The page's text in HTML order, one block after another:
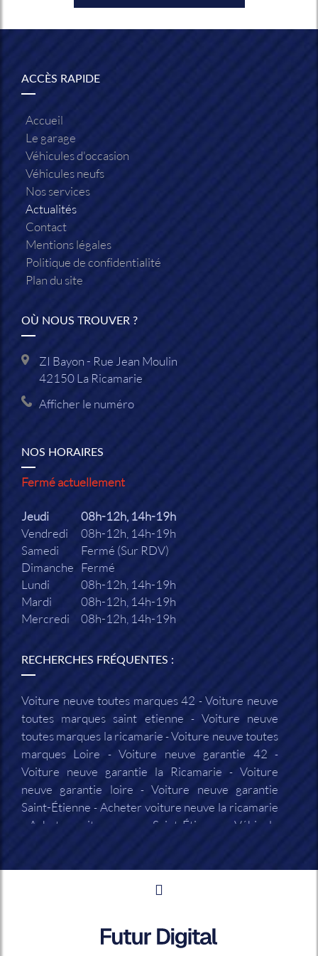
ACCÈS RAPIDE
Accueil
Le garage
Véhicules d'occasion
Véhicules neufs
Nos services
Actualités
Contact
Mentions légales
Politique de confidentialité
Plan du site
OÙ NOUS TROUVER ?
ZI Bayon - Rue Jean Moulin
42150La Ricamarie
Afficher le numéro
NOS HORAIRES
Fermé actuellement
Jeudi
08h-12h, 14h-19h
Vendredi
08h-12h, 14h-19h
Samedi
Fermé (Sur RDV)
Dimanche Fermé
Lundi
08h-12h, 14h-19h
Mardi
08h-12h, 14h-19h
Mercredi
08h-12h, 14h-19h
RECHERCHES FRÉQUENTES :
Voiture neuve toutes marques 42
Voiture neuve
toutes marques saint etienne
Voiture neuve
toutes marques la ricamarie Voiture neuve toutes
marques Loire
Voiture neuve garantie 42
Voiture neuve garantie la Ricamarie
Voiture
neuve garantie loire
Voiture neuve garantie
Saint-Étienne
Acheter voiture neuve la ricamarie
Acheter voiture neuve Saint-Étienne
Véhicule
Vendeur voiture neuve 42
neuve la Ricamarie
Vendeur voiture neuve Saint-
Concessionnaire voiture neuve 42